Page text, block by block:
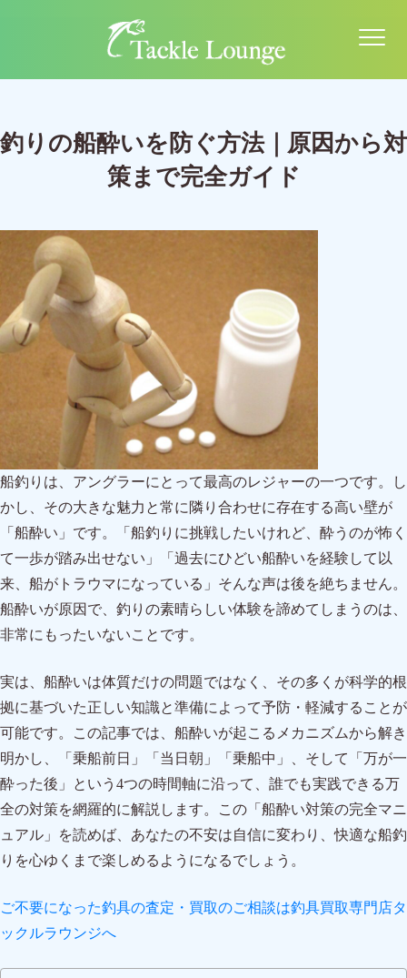
釣りの船酔いを防ぐ方法｜原因から対
策まで完全ガイド
船釣りは、アングラーにとって最高のレジャーの一つです。し
かし、その大きな魅力と常に隣り合わせに存在する高い壁が
「船酔い」です。「船釣りに挑戦したいけれど、酔うのが怖く
て一歩が踏み出せない」「過去にひどい船酔いを経験して以
来、船がトラウマになっている」そんな声は後を絶ちません。
船酔いが原因で、釣りの素晴らしい体験を諦めてしまうのは、
非常にもったいないことです。
実は、船酔いは体質だけの問題ではなく、その多くが科学的根
拠に基づいた正しい知識と準備によって予防・軽減することが
可能です。この記事では、船酔いが起こるメカニズムから解き
明かし、「乗船前日」「当日朝」「乗船中」、そして「万が一
酔った後」という4つの時間軸に沿って、誰でも実践できる万
全の対策を網羅的に解説します。この「船酔い対策の完全マニ
ュアル」を読めば、あなたの不安は自信に変わり、快適な船釣
りを心ゆくまで楽しめるようになるでしょう。
ご不要になった釣具の査定・買取のご相談は釣具買取専門店タ
ックルラウンジへ